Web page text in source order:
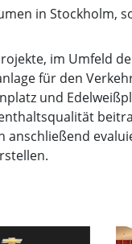
in Stockholm,
im Umfeld
für den
und
anschließend